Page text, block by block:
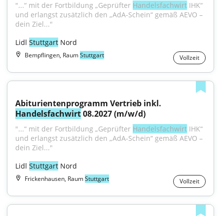
"...“ mit der Fortbildung „Geprüfter Handelsfachwirt IHK“
und erlangst zusätzlich den „AdA-Schein“ gemäß AEVO –
dein Ziel..."
Lidl Stuttgart Nord
Bempflingen, RaumStuttgart Vollzeit
Handelsfachwirt 08.2027 (m/w/d)
"...“ mit der Fortbildung „Geprüfter Handelsfachwirt IHK“
und erlangst zusätzlich den „AdA-Schein“ gemäß AEVO –
dein Ziel..."
Lidl Stuttgart Nord
Frickenhausen, RaumStuttgart Vollzeit